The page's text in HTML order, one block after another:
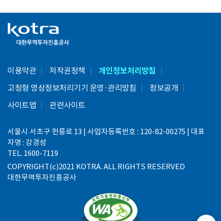
이용약관 저작권정책 개인정보처리방침
고정형 영상정보처리기기 운영·관리방침
정보공개
사이트맵
관련사이트
서울시 서초구 헌릉로 13 | 사업자등록번호 : 120-82-00275 | 대표
자명 : 강경성
TEL. 1600-7119
COPYRIGHT(c)2021 KOTRA. ALL RIGHTS RESERVED
대한무역투자진흥공사